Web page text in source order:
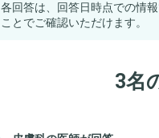
各回答は、回答日時点での情
ことでご確認いただけます。
3名